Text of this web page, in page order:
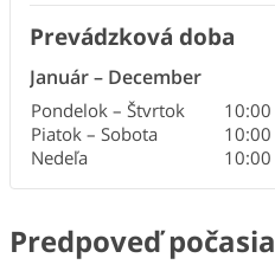
Prevádzková doba
Január– December
Pondelok – Štvrtok 10:00
Piatok – Sobota
10:00
Nedeľa
10:00
Predpoveď počasia